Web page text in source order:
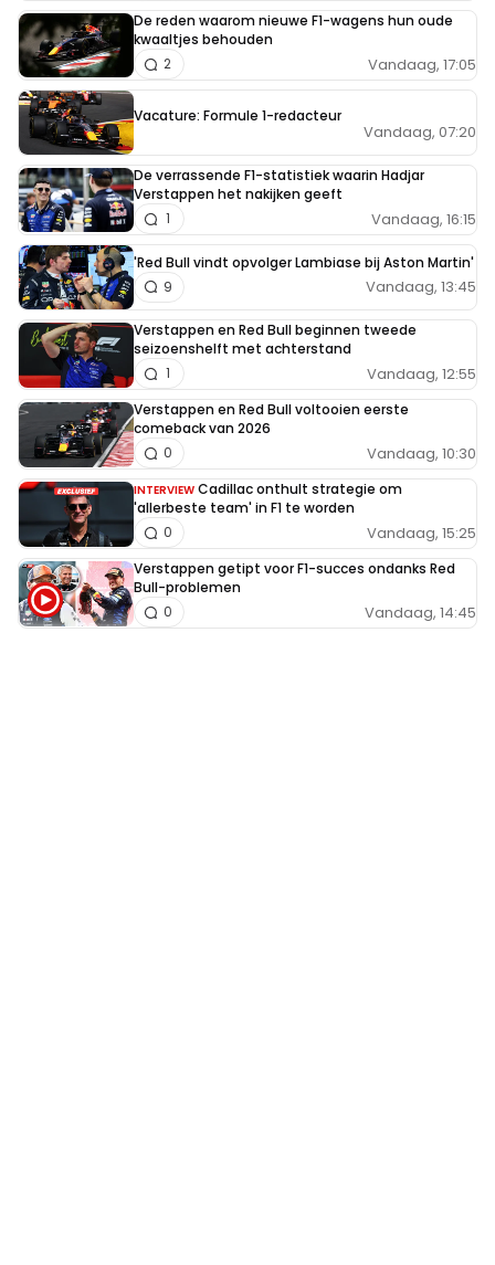
De reden waarom nieuwe F1-wagens hun oude
kwaaltjes behouden
Vandaag, 17:05
2
Vacature: Formule 1-redacteur
Vandaag, 07:20
De verrassende F1-statistiek waarin Hadjar
Verstappen het nakijken geeft
Vandaag, 16:15
1
'Red Bull vindt opvolger Lambiase bij Aston Martin'
Vandaag, 13:45
9
Verstappen en Red Bull beginnen tweede
seizoenshelft met achterstand
Vandaag, 12:55
1
Verstappen en Red Bull voltooien eerste
comeback van 2026
Vandaag, 10:30
0
INTERVIEW Cadillac onthult strategie om
'allerbeste team' in F1 te worden
Vandaag, 15:25
0
Verstappen getipt voor F1-succes ondanks Red
Bull-problemen
Vandaag, 14:45
0